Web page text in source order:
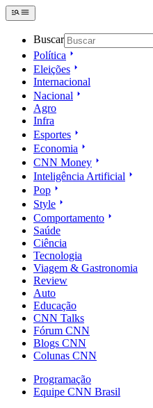
Buscar
Política
Eleições
Internacional
Nacional
Agro
Infra
Esportes
Economia
CNN Money
Inteligência Artificial
Pop
Style
Comportamento
Saúde
Ciência
Tecnologia
Viagem & Gastronomia
Review
Auto
Educação
CNN Talks
Fórum CNN
Blogs CNN
Colunas CNN
Programação
Equipe CNN Brasil